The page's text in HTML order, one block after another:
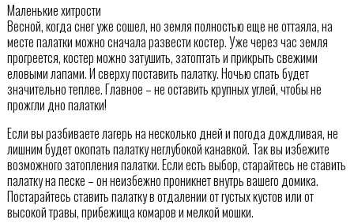
Маленькие хитрости
Весной, когда снег уже сошел, но земля полностью еще не оттаяла, на
месте палатки можно сначала развести костер. Уже через час земля
прогреется, костер можно затушить, затоптать и прикрыть свежими
еловыми лапами. И сверху поставить палатку. Ночью спать будет
значительно теплее. Главное – не оставить крупных углей, чтобы не
прожгли дно палатки!
Если вы разбиваете лагерь на несколько дней и погода дождливая, не
лишним будет окопать палатку неглубокой канавкой. Так вы избежите
возможного затопления палатки. Если есть выбор, старайтесь не ставить
палатку на песке – он неизбежно проникнет внутрь вашего домика.
Постарайтесь ставить палатку в отдалении от густых кустов или от
высокой травы, прибежища комаров и мелкой мошки.